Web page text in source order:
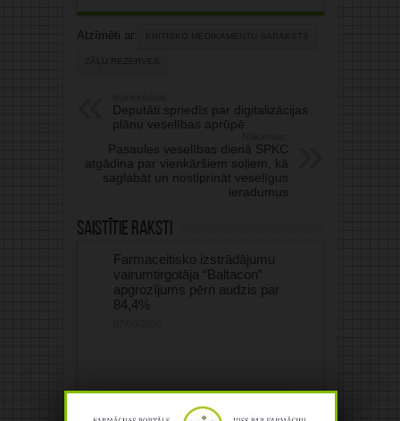
Atzīmēti ar: KRITISKO MEDIKAMENTU SARAKSTS
ZĀĻU REZERVES
Deputāti spriedīs par digitalizācijas
plānu veselības aprūpē
Pasaules veselības dienā SPKC
atgādina par vienkāršiem soļiem, kā
saglabāt un nostiprināt veselīgus
ieradumus
Saistītie raksti
Farmaceitisko izstrādājumu
vairumtirgotāja “Baltacon”
apgrozījums pērn audzis par
84,4%